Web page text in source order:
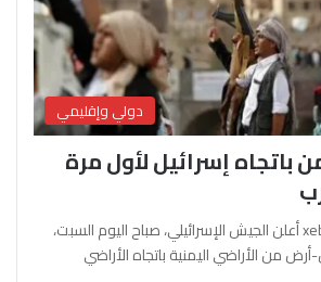
دولي وإقليمي
باتجاه إسرائيل لأول مرة
آفرين علو ـ xeber24.net أعلن الجيش الإسرائيلي، صباح اليوم السبت،
من الأراضي اليمنية باتجاه الأراضي